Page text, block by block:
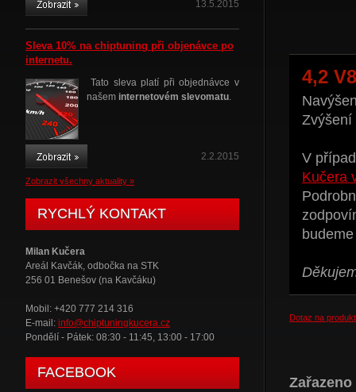
13.5.2015
Sleva 10% na chiptuning při objenávce po
internetu.
Tato sleva platí při objednávce v
našem internetovém slevomatu.
2.2.2015
Zobrazit všechny aktuality »
RYCHLÝ KONTAKT
Milan Kučera
Areál Kavčák, odbočka na STK
256 01 Benešov (na Kavčáku)
Mobil: +420 777 214 316
E-mail: info@chiptuningkucera.cz
Pondělí - Pátek: 08:30 - 11:45, 13:00 - 17:00
FACEBOOK
4,2
Zvýšení
V
Kučera
Dotaz na produkt